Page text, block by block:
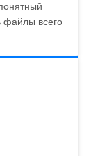
файлы всего